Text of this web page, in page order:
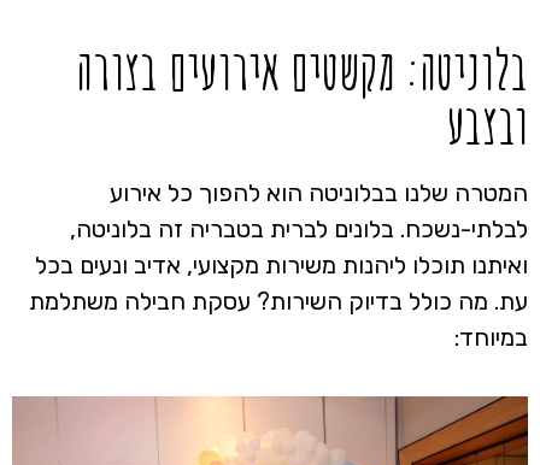
בלוניטה: מקשטים אירועים בצורה
ובצבע
המטרה שלנו בבלוניטה הוא להפוך כל אירוע
לבלתי-נשכח. בלונים לברית בטבריה זה בלוניטה,
ואיתנו תוכלו ליהנות משירות מקצועי, אדיב ונעים בכל
עת. מה כולל בדיוק השירות? עסקת חבילה משתלמת
במיוחד: